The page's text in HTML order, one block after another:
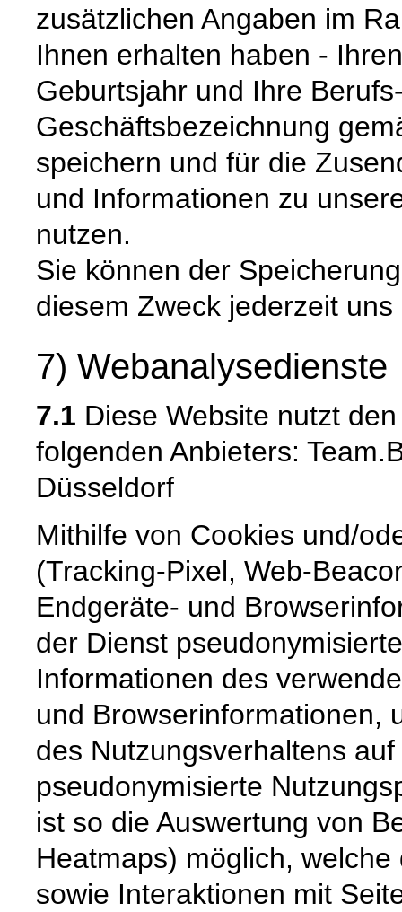
zusätzlichen Angaben im
Ihnen erhalten haben -
Geburtsjahr und Ihre
Geschäftsbezeichnung
speichern und für die
und Informationen zu
nutzen.
Sie können der
diesem Zweck jederzeit
7) Webanalysedienste
7.1 Diese Website nutzt
folgenden Anbieters:
Düsseldorf
Mithilfe von Cookies und/
(Tracking-Pixel, Web-
Endgeräte- und
der Dienst
Informationen des
und Browserinformationen,
des Nutzungsverhaltens
pseudonymisierte
ist so die Auswertung von
Heatmaps) möglich,
sowie Interaktionen mit